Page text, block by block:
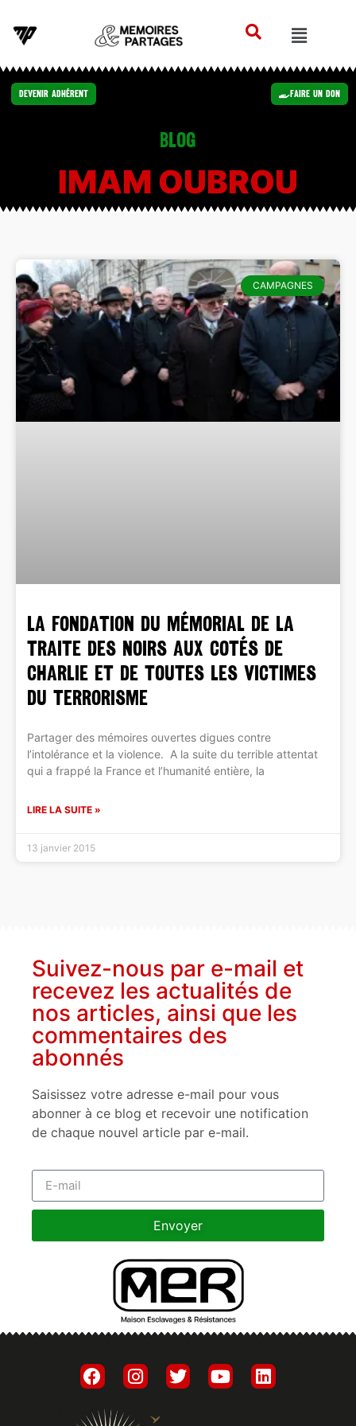
Devenir Adhérent Faire un Don
Blog
IMAM OUBROU
CAMPAGNES
La Fondation du mémorial de la
traite des noirs aux cotés de
Charlie et de toutes les victimes
du terrorisme
Partager des mémoires ouvertes digues contre
l’intolérance et la violence. A la suite du terrible attentat
qui a frappé la France et l’humanité entière, la
LIRE LA SUITE »
13 janvier 2015
Suivez-nous par e-mail et
recevez les actualités de
nos articles, ainsi que les
commentaires des
abonnés
Saisissez votre adresse e-mail pour vous
abonner à ce blog et recevoir une notification
de chaque nouvel article par e-mail.
Envoyer